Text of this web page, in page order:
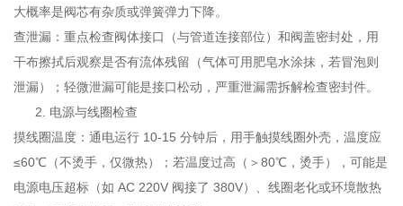
大概率是阀芯有杂质或弹簧弹力下降。
查泄漏：重点检查阀体接口（与管道连接部位）和阀盖密封处，用
干布擦拭后观察是否有流体残留（气体可用肥皂水涂抹，若冒泡则
泄漏）；轻微泄漏可能是接口松动，严重泄漏需拆解检查密封件。
电源与线圈检查
摸线圈温度：通电运行 10-15 分钟后，用手触摸线圈外壳，温度应
≤60℃（不烫手，仅微热）；若温度过高（＞80℃，烫手），可能是
电源电压超标（如 AC 220V 阀接了 380V）、线圈老化或环境散热